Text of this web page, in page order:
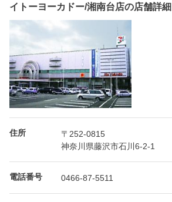
イトーヨーカドー/湘南台店の店舗詳細
住所
〒252-0815
神奈川県藤沢市石川6-2-1
電話番号 0466-87-5511